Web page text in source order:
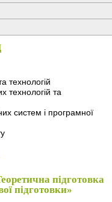
технологій
технологій та
систем і програмної
підготовка
підготовки»